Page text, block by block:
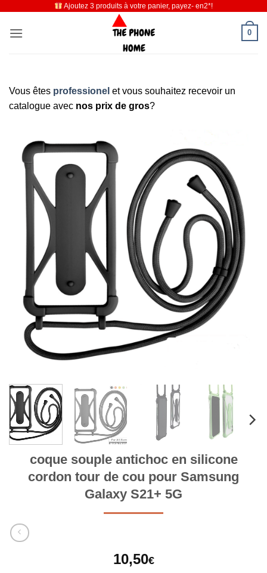
contenu
Ajoutez 3 produits à votre panier, payez- en2*!
0
Vous êtes professionel et vous souhaitez recevoir un
catalogue avec nos prix de gros?
coque souple antichoc en silicone
cordon tour de cou pour Samsung
Galaxy S21+ 5G
10,50€